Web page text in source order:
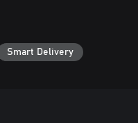
Smart Delivery